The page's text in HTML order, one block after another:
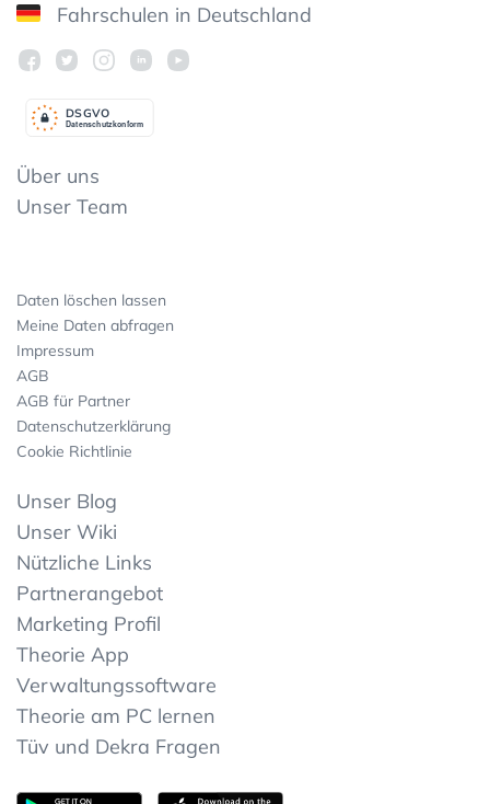
Fahrschulen in Deutschland
Datenschutzkonform
DSGVO
Über uns
Unser Team
Daten löschen lassen
Meine Daten abfragen
Impressum
AGB
AGB für Partner
Datenschutzerklärung
Cookie Richtlinie
Unser Blog
Unser Wiki
Nützliche Links
Partnerangebot
Marketing Profil
Theorie App
Verwaltungssoftware
Theorie am PC lernen
Tüv und Dekra Fragen